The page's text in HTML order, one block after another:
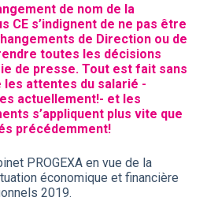
de nom de la
CE s’indignent de ne pas être
de Direction ou de
toutes les décisions
de presse. Tout est fait sans
les attentes du salarié -
actuellement!- et les
s’appliquent plus vite que
précédemment!
PROGEXA en vue de la
économique et financière
2019.